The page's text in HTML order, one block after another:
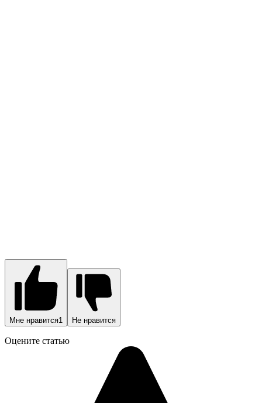
Мне нравится1 Не нравится
Оцените статью